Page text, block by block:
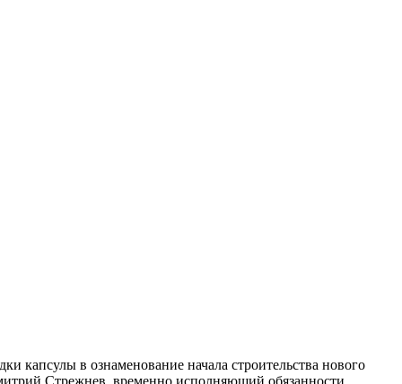
капсулы в ознаменование начала строительства нового
Стрежнев, временно исполняющий обязанности